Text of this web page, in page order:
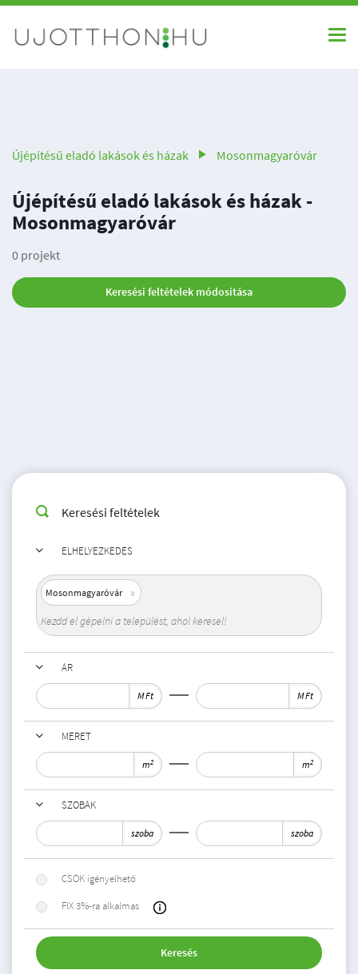
Újépítésű eladó lakások és házak Mosonmagyaróvár
Újépítésű eladó lakások és házak -
Mosonmagyaróvár
0 projekt
Keresési feltételek módosítása
Keresési feltételek
ELHELYEZKEDÉS
Mosonmagyaróvár
ÁR
M Ft M Ft
MÉRET
m2 m2
SZOBÁK
szoba szoba
CSOK igényelhető
FIX 3%-ra alkalmas
Keresés